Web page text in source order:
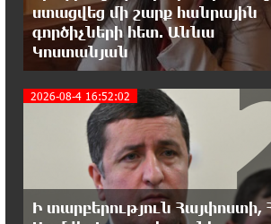
21:07:27 7-08-2026
ԱՄՆ վերաքննիչ դատարանը
արգելափակել է Թրամփի
պարահանդեսային դահլիճի նախագիծը
21:03:44 7-08-2026
Կաթողիկոսի նկատմամբ
իրականացվող
բռնադատավարությունը միահեծան
ստացվեց մի շարք հանրային
գործիչների հետ. Աննա
Կոստանյան
2026-08-4 16:52:02
Ի տարբերություն Հայփոստի,